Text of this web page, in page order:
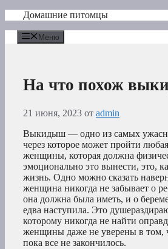
Перейти
содержимому
Домашние питомцы
Меню
На что похож
21 июня, 2023 от admin
Выкидыш — одно из самых
через которое может пройти
женщины, которая должна
эмоционально это вынести, это,
жизнь. Одно можно сказать
женщина никогда не забывает о
она должна была иметь, и о
едва наступила. Это
которому никогда не найти
женщины даже не уверены в том,
пока все не закончилось.